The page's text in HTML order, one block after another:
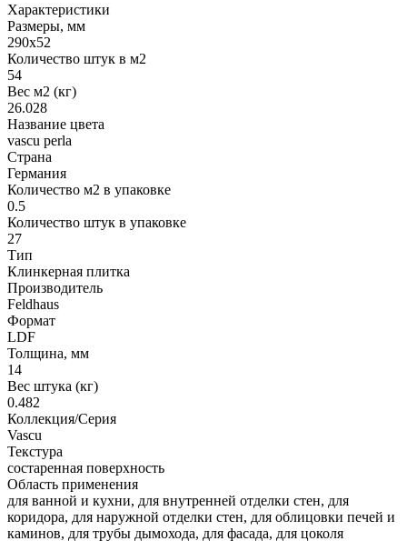
Характеристики
Размеры, мм
290x52
Количество штук в м2
54
Вес м2 (кг)
26.028
Название цвета
vascu perla
Страна
Германия
Количество м2 в упаковке
0.5
Количество штук в упаковке
27
Тип
Клинкерная плитка
Производитель
Feldhaus
Формат
LDF
Толщина, мм
14
Вес штука (кг)
0.482
Коллекция/Серия
Vascu
Текстура
состаренная поверхность
Область применения
для ванной и кухни, для внутренней отделки стен, для
коридора, для наружной отделки стен, для облицовки печей и
каминов, для трубы дымохода, для фасада, для цоколя